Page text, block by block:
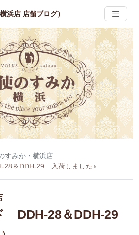
横浜店 店舗ブログ）
すみか・横浜店
28＆DDH-29 入荷しました♪
DDH-28＆DDH-29